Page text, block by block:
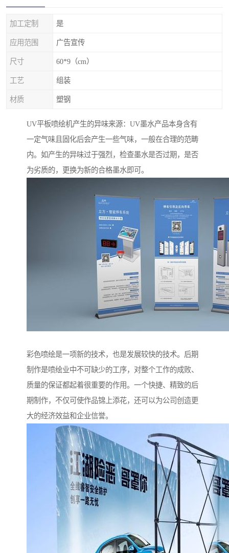
加工定制 是
应用范围 广告宣传
尺寸 60*9（cm）
工艺 组装
材质 塑钢
UV平板喷绘机产生的异味来源：UV墨水产品本身含有
一定气味且固化后会产生一些气味，一般在合理的范畴
内。如产生的异味过于强烈，检查墨水是否过期，是否
为劣质的，更换为新的合格墨水即可。
彩色喷绘是一项新的技术，也是发展较快的技术。后期
制作是喷绘业中不可缺少的工序，对整个工作的成败、
质量的保证都起着很重要的作用。一个快捷、精致的后
期制作，不仅可使作品锦上添花，还可以为公司创造更
大的经济效益和企业信誉。